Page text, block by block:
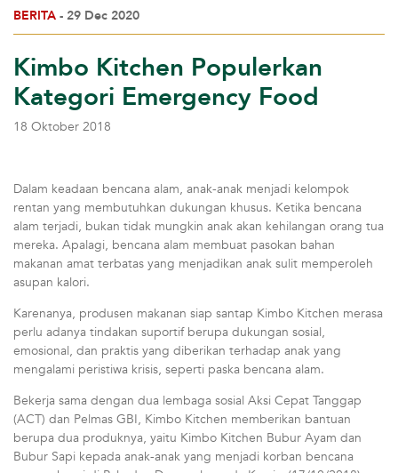
BERITA - 29 Dec 2020
Kimbo Kitchen Populerkan
Kategori Emergency Food
18 Oktober 2018
Dalam keadaan bencana alam, anak-anak menjadi kelompok
rentan yang membutuhkan dukungan khusus. Ketika bencana
alam terjadi, bukan tidak mungkin anak akan kehilangan orang tua
mereka. Apalagi, bencana alam membuat pasokan bahan
makanan amat terbatas yang menjadikan anak sulit memperoleh
asupan kalori.
Karenanya, produsen makanan siap santap Kimbo Kitchen merasa
perlu adanya tindakan suportif berupa dukungan sosial,
emosional, dan praktis yang diberikan terhadap anak yang
mengalami peristiwa krisis, seperti paska bencana alam.
Bekerja sama dengan dua lembaga sosial Aksi Cepat Tanggap
(ACT) dan Pelmas GBI, Kimbo Kitchen memberikan bantuan
berupa dua produknya, yaitu Kimbo Kitchen Bubur Ayam dan
Bubur Sapi kepada anak-anak yang menjadi korban bencana